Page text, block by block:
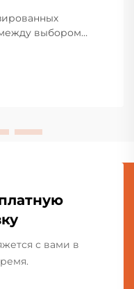
выбором
выражение
с вами в